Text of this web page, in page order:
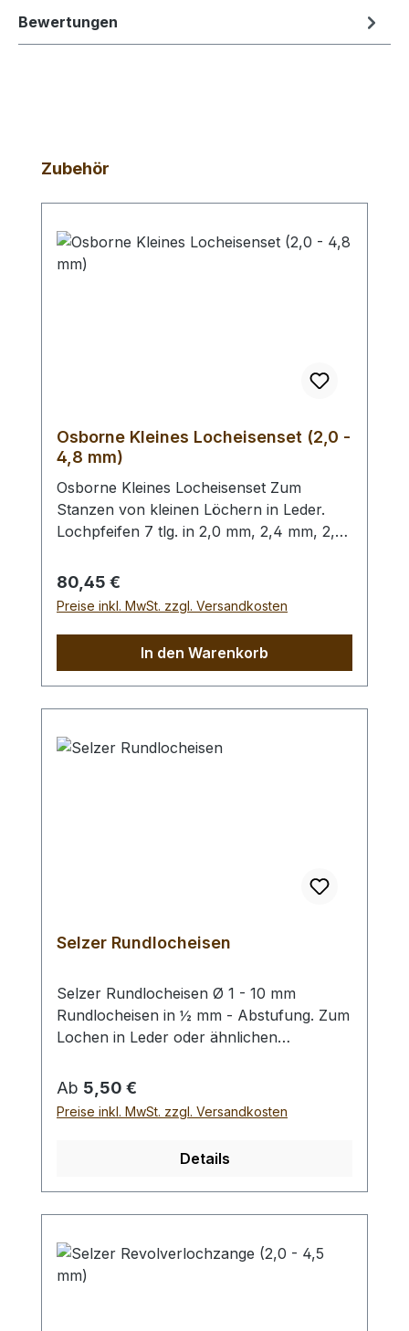
Bewertungen
Produktgalerie überspringen
Zubehör
Osborne Kleines Locheisenset (2,0 -
4,8 mm)
Osborne Kleines Locheisenset Zum
Stanzen von kleinen Löchern in Leder.
Lochpfeifen 7 tlg. in 2,0 mm, 2,4 mm, 2,8
mm. Bitte benutzen Sie zum Schlagen
unbedingt einen geeigneten Hammer
(keinen Stahlhammer) und eine geeignete
eine Beschädigung des Werkzeugs
auszuschliessen, siehe Zubehör.
Regulärer Preis:
80,45 €
Preise inkl. MwSt. zzgl. Versandkosten
In den Warenkorb
Selzer Rundlocheisen
Selzer Rundlocheisen Ø 1 - 10 mm
Rundlocheisen in ½ mm - Abstufung. Zum
Lochen in Leder oder ähnlichen
Unterlage und einen geeigneten
Hammer zum Schlagen, (keinen
Stahlhammer; Gefahr des Splitterns) siehe
erhalten Sie 1 Selzer Rundlocheisen der
gewählten Größe.
Regulärer Preis:
Ab 5,50 €
Preise inkl. MwSt. zzgl. Versandkosten
Details